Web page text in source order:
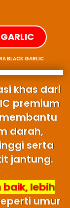
BLACK GARLIC
khas dari
premium
darah,
serta
jantung.
baik, lebih
umur